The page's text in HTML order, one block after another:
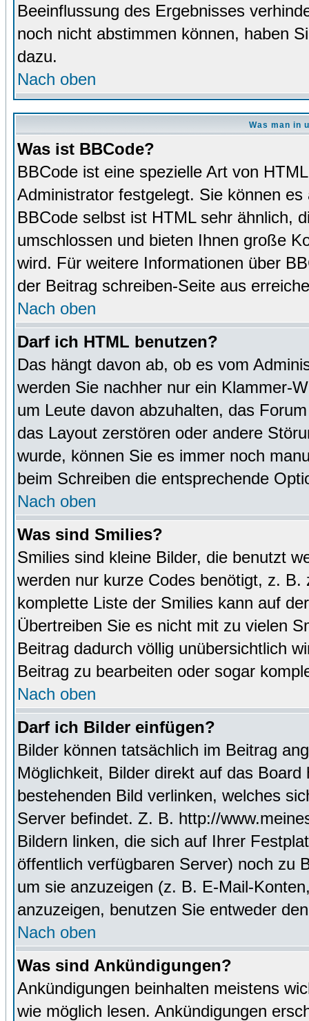
Beeinflussung des Ergebnisses
noch nicht abstimmen können, haben
dazu.
Nach oben
Was man in
Was ist BBCode?
BBCode ist eine spezielle Art von
Administrator festgelegt. Sie können
BBCode selbst ist HTML sehr ähnlich,
umschlossen und bieten Ihnen große
wird. Für weitere Informationen über
der Beitrag schreiben-Seite aus
Nach oben
Darf ich HTML benutzen?
Das hängt davon ab, ob es vom
werden Sie nachher nur ein Klammer-
um Leute davon abzuhalten, das
das Layout zerstören oder andere
wurde, können Sie es immer noch
beim Schreiben die entsprechende
Nach oben
Was sind Smilies?
Smilies sind kleine Bilder, die benutzt
werden nur kurze Codes benötigt, z.
komplette Liste der Smilies kann auf
Übertreiben Sie es nicht mit zu vielen
Beitrag dadurch völlig unübersichtlich
Beitrag zu bearbeiten oder sogar
Nach oben
Darf ich Bilder einfügen?
Bilder können tatsächlich im Beitrag
Möglichkeit, Bilder direkt auf das
bestehenden Bild verlinken, welches
Server befindet. Z. B. http://
Bildern linken, die sich auf Ihrer
öffentlich verfügbaren Server) noch zu
um sie anzuzeigen (z. B. E-Mail-
anzuzeigen, benutzen Sie entweder
Nach oben
Was sind Ankündigungen?
Ankündigungen beinhalten meistens
wie möglich lesen. Ankündigungen